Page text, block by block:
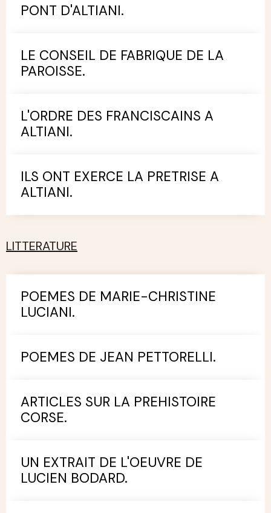
PONT D'ALTIANI.
LE CONSEIL DE FABRIQUE DE LA
PAROISSE.
L'ORDRE DES FRANCISCAINS A
ALTIANI.
ILS ONT EXERCE LA PRETRISE A
ALTIANI.
LITTERATURE
POEMES DE MARIE-CHRISTINE
LUCIANI.
POEMES DE JEAN PETTORELLI.
ARTICLES SUR LA PREHISTOIRE
CORSE.
UN EXTRAIT DE L'OEUVRE DE
LUCIEN BODARD.